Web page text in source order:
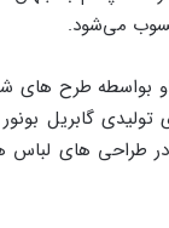
می‌شود.
بواسطه طرح های
تولیدی گابریل
طراحی های